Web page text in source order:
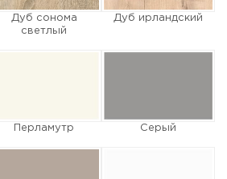
Дуб сонома
светлый
Дуб ирландский
Перламутр Серый